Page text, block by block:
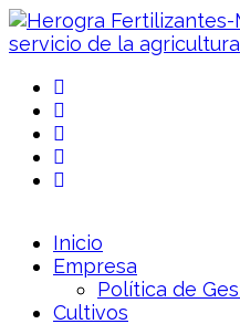
Inicio
Empresa
Política de
Cultivos